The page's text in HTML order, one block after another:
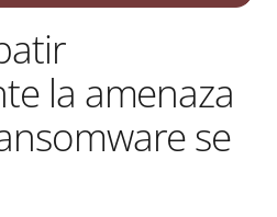
la amenaza
se